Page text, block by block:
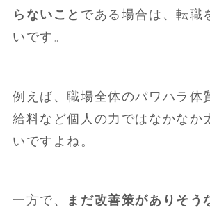
らないこと である場合は、転職
いです。
例えば、職場全体のパワハラ体
給料など個人の力ではなかなか
いですよね。
一方で、 まだ改善策がありそう